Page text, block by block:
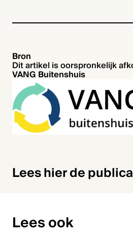
Home
Agenda
Bron
Dit artikel is oorspronkelijk
VANG Buitenshuis
Lees hier de
Lees ook